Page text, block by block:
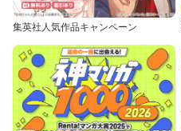
集英社人気作品キャンペーン